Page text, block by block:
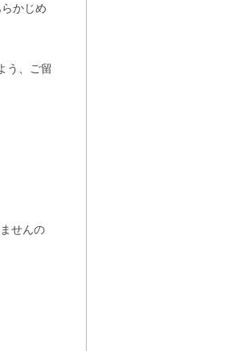
かじめ
う、ご留
せんの